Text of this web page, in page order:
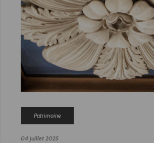
04 juillet 2025
Patrimoine